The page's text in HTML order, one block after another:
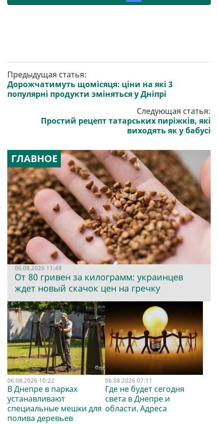
Предыдущая статья:
Дорожчатимуть щомісяця: ціни на які 3
популярні продукти зміняться у Дніпрі
Следующая статья:
Простий рецепт татарських пиріжків, які
виходять як у бабусі
ГЛАВНОЕ
06.08.2026 11:48
От 80 гривен за килограмм: украинцев
ждет новый скачок цен на гречку
06.08.2026 10:22
В Днепре в парках
устанавливают
специальные мешки для
полива деревьев
06.08.2026 07:11
Где не будет сегодня
света в Днепре и
области. Адреса